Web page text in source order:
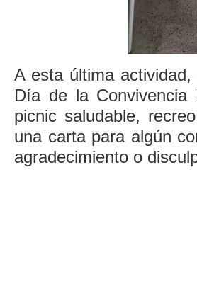
A esta última
Día de la
picnic saludable,
una carta para algún
agradecimiento o